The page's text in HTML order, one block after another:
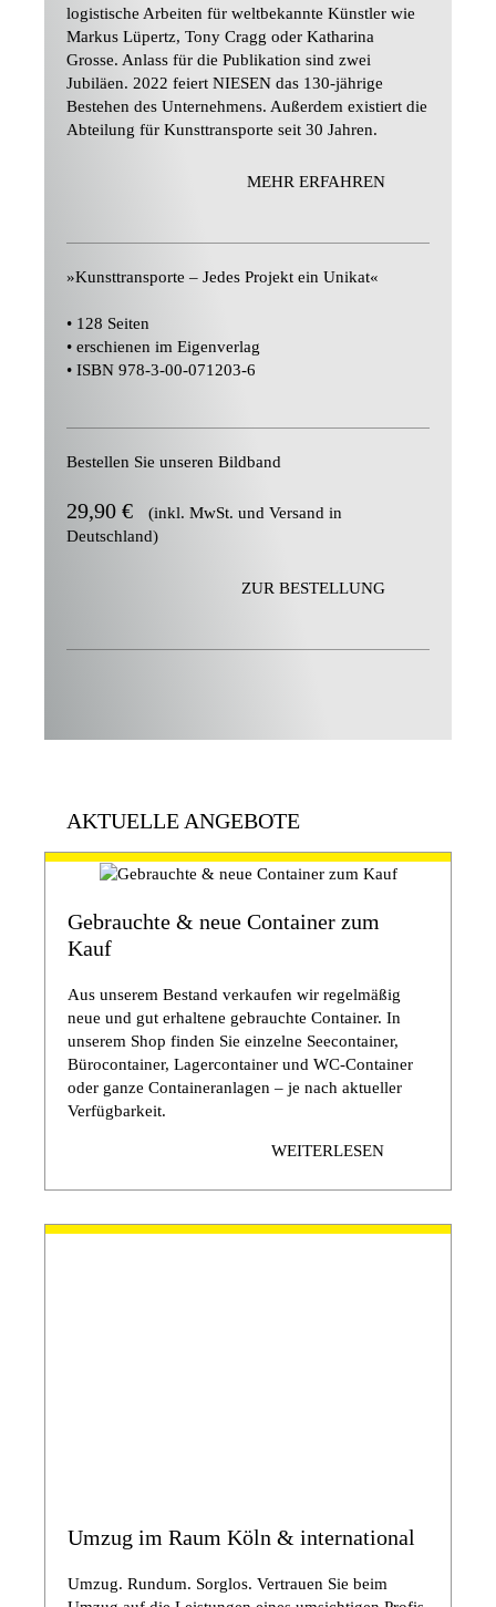
logistische Arbeiten für weltbekannte Künstler wie
Markus Lüpertz, Tony Cragg oder Katharina
Grosse. Anlass für die Publikation sind zwei
Jubiläen. 2022 feiert NIESEN das 130-jährige
Bestehen des Unternehmens. Außerdem existiert die
Abteilung für Kunsttransporte seit 30 Jahren.
MEHR ERFAHREN
»Kunsttransporte – Jedes Projekt ein Unikat«
• 128 Seiten
• erschienen im Eigenverlag
• ISBN 978-3-00-071203-6
Bestellen Sie unseren Bildband
29,90 €
(inkl. MwSt. und Versand in
Deutschland)
ZUR BESTELLUNG
AKTUELLE ANGEBOTE
Gebrauchte & neue Container zum
Kauf
Aus unserem Bestand verkaufen wir regelmäßig
neue und gut erhaltene gebrauchte Container. In
unserem Shop finden Sie einzelne Seecontainer,
Bürocontainer, Lagercontainer und WC-Container
oder ganze Containeranlagen – je nach aktueller
Verfügbarkeit.
WEITERLESEN
Umzug im Raum Köln & international
Umzug. Rundum. Sorglos. Vertrauen Sie beim